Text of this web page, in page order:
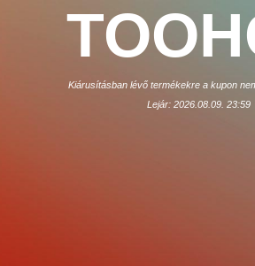
Kiárusításban lévő termékekre a kupon
Lejár: 2026.08.09. 23:59